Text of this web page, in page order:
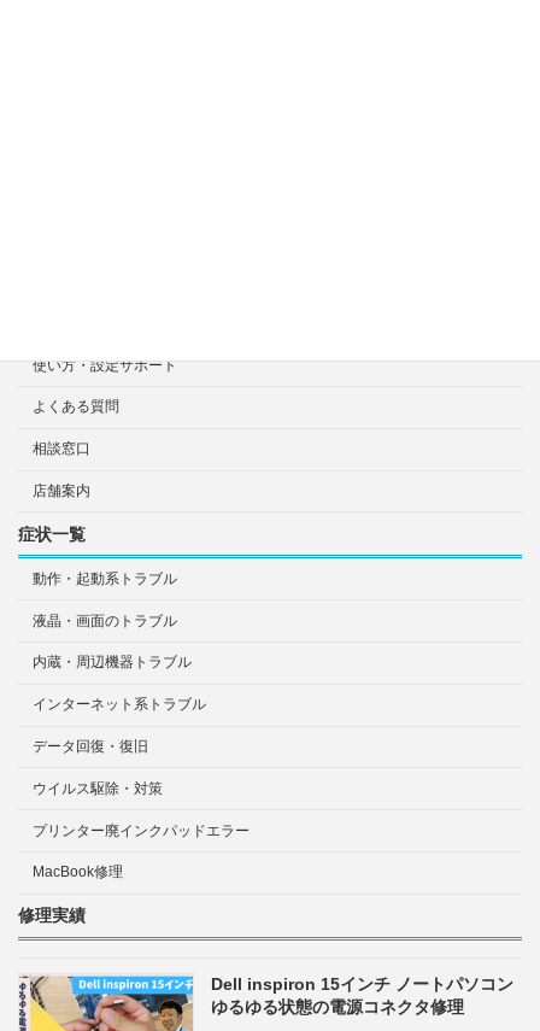
使い方・設定サポート
よくある質問
相談窓口
店舗案内
症状一覧
動作・起動系トラブル
液晶・画面のトラブル
内蔵・周辺機器トラブル
インターネット系トラブル
データ回復・復旧
ウイルス駆除・対策
プリンター廃インクパッドエラー
MacBook修理
修理実績
Dell inspiron 15インチ ノートパソコン
ゆるゆる状態の電源コネクタ修理